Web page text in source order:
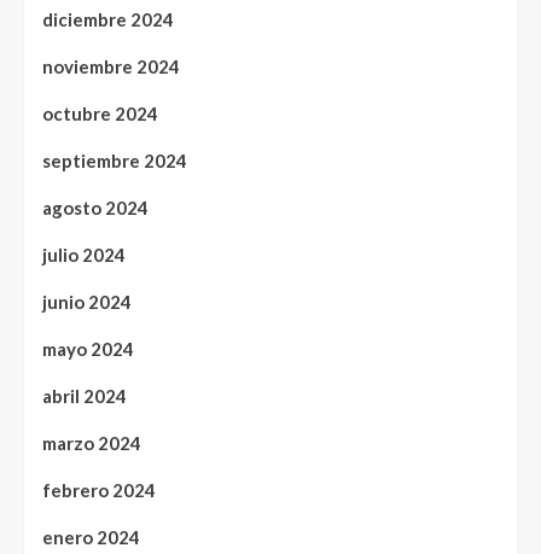
diciembre 2024
noviembre 2024
octubre 2024
septiembre 2024
agosto 2024
julio 2024
junio 2024
mayo 2024
abril 2024
marzo 2024
febrero 2024
enero 2024